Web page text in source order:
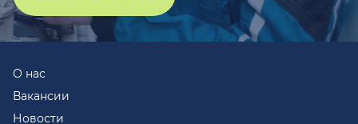
О нас
Вакансии
Новости